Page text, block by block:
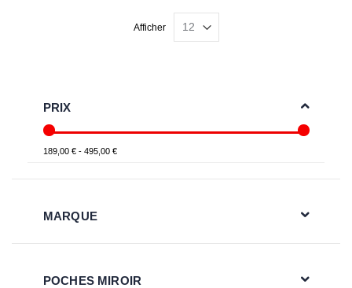
Afficher
PRIX
189,00 € - 495,00 €
MARQUE
POCHES MIROIR